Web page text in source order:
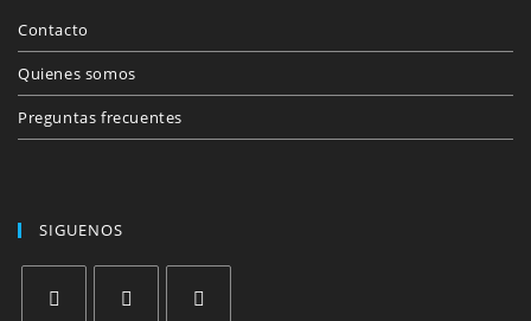
Contacto
Quienes somos
Preguntas frecuentes
SIGUENOS